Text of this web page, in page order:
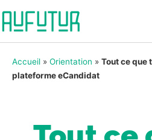
Accueil » Orientation » Tout ce que
plateforme eCandidat